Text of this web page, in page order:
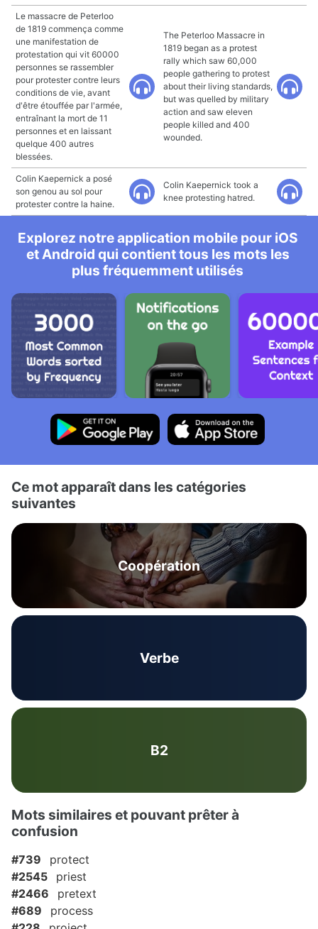
Le massacre de Peterloo
de 1819 commença comme
une manifestation de
protestation qui vit 60000
personnes se rassembler
pour protester contre leurs
conditions de vie, avant
d'être étouffée par l'armée,
entraînant la mort de 11
personnes et en laissant
quelque 400 autres
blessées.
The Peterloo Massacre in
1819 began as a protest
rally which saw 60,000
people gathering to protest
about their living standards,
but was quelled by military
action and saw eleven
people killed and 400
wounded.
Colin Kaepernick a posé
son genou au sol pour
protester contre la haine.
Colin Kaepernick took a
knee protesting hatred.
Explorez notre application mobile pour iOS
et Android qui contient tous les mots les
plus fréquemment utilisés
Ce mot apparaît dans les catégories
suivantes
Coopération
Verbe
B2
Mots similaires et pouvant prêter à
confusion
#739
protect
#2545
priest
#2466
pretext
#689
process